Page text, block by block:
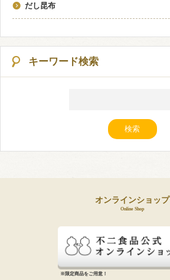
だし昆布
キーワード検索
オンラインショップ
Online Shop
※限定商品をご用意！